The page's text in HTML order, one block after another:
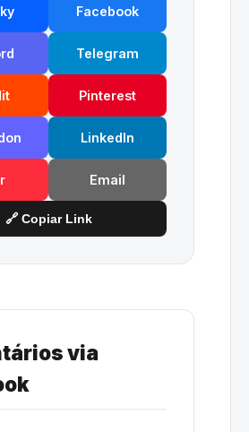
Facebook
Telegram
Pinterest
LinkedIn
Email
🔗 Copiar Link
via